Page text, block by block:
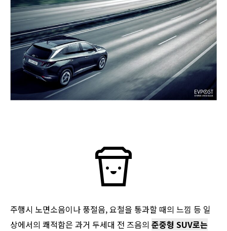
주행시 노면소음이나 풍절음, 요철을 통과할 때의 느낌 등 일
상에서의 쾌적함은 과거 두세대 전 즈음의 준중형 SUV로는